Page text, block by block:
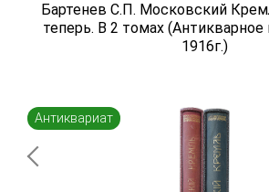
Бартенев С.П. Московский
теперь. В 2 томах (Антикварное
1916г.)
Антиквариат